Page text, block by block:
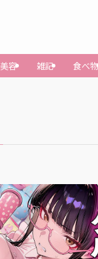
美容 雑記 食べ物